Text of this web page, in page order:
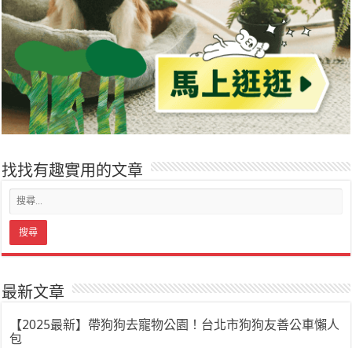
找找有趣實用的文章
最新文章
【2025最新】帶狗狗去寵物公園！台北市狗狗友善公車懶人
包